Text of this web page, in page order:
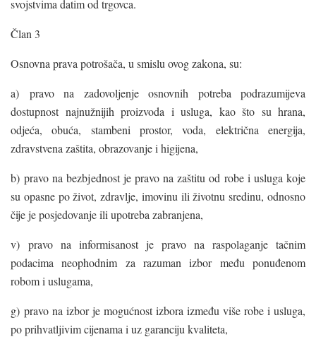
svojstvima datim od trgovca.
Član 3
Osnovna prava potrošača, u smislu ovog zakona, su:
a) pravo na zadovoljenje osnovnih potreba podrazumijeva
dostupnost najnužnijih proizvoda i usluga, kao što su hrana,
odjeća, obuća, stambeni prostor, voda, električna energija,
zdravstvena zaštita, obrazovanje i higijena,
b) pravo na bezbjednost je pravo na zaštitu od robe i usluga koje
su opasne po život, zdravlje, imovinu ili životnu sredinu, odnosno
čije je posjedovanje ili upotreba zabranjena,
v) pravo na informisanost je pravo na raspolaganje tačnim
podacima neophodnim za razuman izbor među ponuđenom
robom i uslugama,
g) pravo na izbor je mogućnost izbora između više robe i usluga,
po prihvatljivim cijenama i uz garanciju kvaliteta,